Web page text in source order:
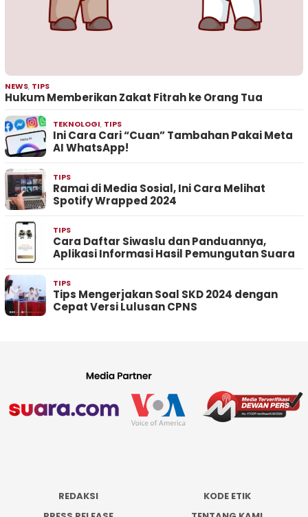
NEWS, TIPS
Hukum Memberikan Zakat Fitrah ke Orang Tua
TEKNOLOGI, TIPS
Ini Cara Cari “Cuan” Tambahan Pakai Meta
AI WhatsApp!
TIPS
Ramai di Media Sosial, Ini Cara Melihat
Spotify Wrapped 2024
TIPS
Cara Daftar Siwaslu dan Panduannya,
Aplikasi Informasi Hasil Pemungutan Suara
TIPS
Tips Mengerjakan Soal SKD 2024 dengan
Cepat Versi Lulusan CPNS
REDAKSI
KODE ETIK